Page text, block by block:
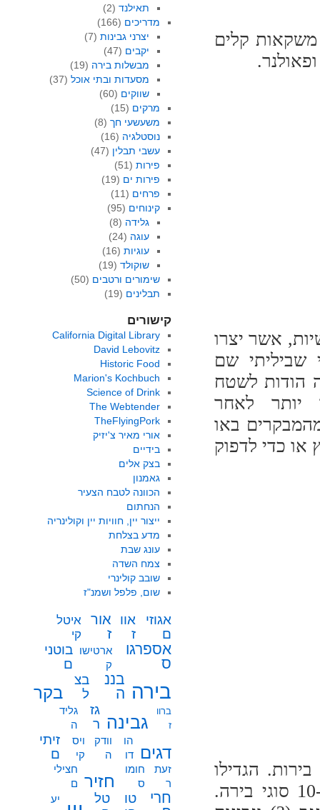
משקאות קלים
אשר יצרו
שביליתי שם
הודות לשטח
יותר לאחר
באו
או כדי לדפוק
הגדילו
לעשות אנשי לאפינג-בודהה שהציגו לא פחות מ-10 סוגי בירה.
תאילנד (2)
מדריכים (166)
יצרני גבינות (7)
יקבים (47)
מבשלות בירה (19)
מסעדות ובתי אוכל (37)
שווקים (60)
מרקים (15)
משעשעי חך(8)
נוסטלגיה (16)
עשבי תבלין (47)
פירות(51)
פירות ים (19)
פרחים (11)
קינוחים (95)
גלידה (8)
עוגה (24)
עוגיות (16)
שוקולד (19)
שימורים ורטבים (50)
תבלינים (19)
קישורים
California Digital Library
David Lebovitz
Historic Food
Marion's Kochbuch
Science of Drink
The Webtender
TheFlyingPork
אורי מאיר צ'יזיק
בידיים
בצק אלים
גאמנון
הכוונה לטבח הצעיר
הנחתום
ייצור יין, חוויות יין וקולינריה
מדע בצלחת
עונג שבת
צמח השדה
שובב קולינרי
שום, פלפל ושמנ"ז
אגוזי
ם
אוו
ז
אור
ז
איטל
קי
אספרגו
ס
ארטישו
ק
בוטני
ם
בירה
בננ
ה
בצ
ל
בקר
ברוו
ז
גבינה
גז
ר
גליד
ה
דגים
הו
דו
וודק
ה
ויס
קי
זיתי
ם
זעת
ר
חומו
ס
חזיר
חצילי
ם
חרי
טו
טל
יע